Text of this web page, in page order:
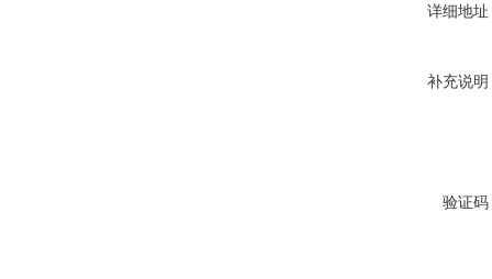
详细地址
补充说明
验证码